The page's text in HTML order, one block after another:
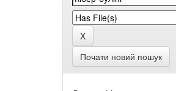
Почати новий пошук